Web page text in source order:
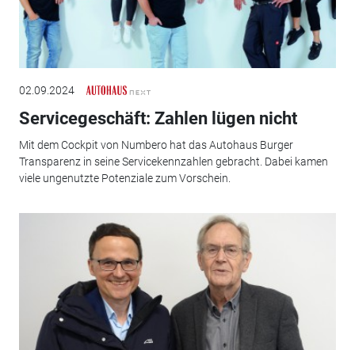
02.09.2024
Servicegeschäft: Zahlen lügen nicht
Mit dem Cockpit von Numbero hat das Autohaus Burger
Transparenz in seine Servicekennzahlen gebracht. Dabei kamen
viele ungenutzte Potenziale zum Vorschein.